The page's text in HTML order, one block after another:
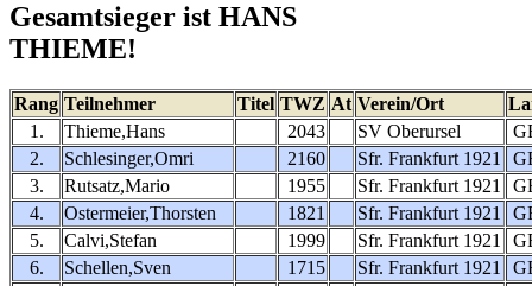
Gesamtsieger ist HANS
THIEME!
Rang Teilnehmer Titel TWZ At Verein/Ort
1.
Thieme,Hans 2043 SV Oberursel
2.
Schlesinger,Omri 2160 Sfr. Frankfurt 1921
3.
Rutsatz,Mario 1955 Sfr. Frankfurt 1921
4.
Ostermeier,Thorsten 1821 Sfr. Frankfurt 1921
5.
Calvi,Stefan 1999 Sfr. Frankfurt 1921
6.
Schellen,Sven 1715 Sfr. Frankfurt 1921